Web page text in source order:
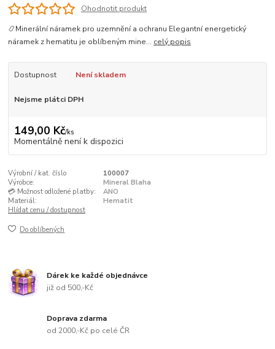
Ohodnotit produkt
📿Minerální náramek pro uzemnění a ochranu Elegantní energetický
náramek z hematitu je oblíbeným mine... celý popis
Dostupnost Není skladem
Nejsme plátci DPH
149,00 Kč/ks
Momentálně není k dispozici
Výrobní / kat. číslo
100007
Výrobce:
Mineral Blaha
💳 Možnost odložené platby:
ANO
Materiál:
Hematit
Hlídat cenu / dostupnost
Do oblíbených
Dárek ke každé objednávce
již od 500,-Kč
Doprava zdarma
od 2000,-Kč po celé ČR